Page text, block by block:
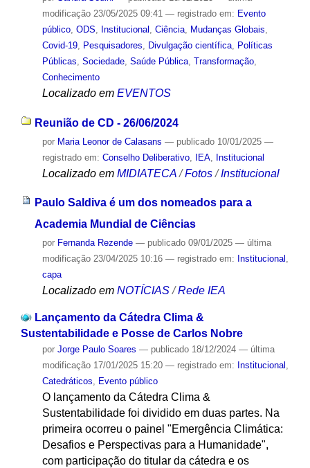
modificação23/05/2025 09:41 — registrado em: Evento
público, ODS, Institucional , Ciência, Mudanças Globais,
Covid-19, Pesquisadores, Divulgação científica, Políticas
Públicas, Sociedade, Saúde Pública, Transformação,
Conhecimento
Localizado em EVENTOS
Reunião de CD - 26/06/2024
por Maria Leonor de Calasans — publicado10/01/2025 —
registrado em: Conselho Deliberativo, IEA, Institucional
Localizado em MIDIATECA /Fotos /Institucional
Paulo Saldiva é um dos nomeados para a
Academia Mundial de Ciências
por Fernanda Rezende — publicado09/01/2025 — última
modificação23/04/2025 10:16 — registrado em: Institucional ,
capa
Localizado em NOTÍCIAS /Rede IEA
Lançamento da Cátedra Clima &
Sustentabilidade e Posse de Carlos Nobre
por Jorge Paulo Soares — publicado18/12/2024 — última
modificação17/01/2025 15:20 — registrado em: Institucional ,
Catedráticos, Evento público
O lançamento da Cátedra Clima &
Sustentabilidade foi dividido em duas partes. Na
primeira ocorreu o painel "Emergência Climática:
Desafios e Perspectivas para a Humanidade",
com participação do titular da cátedra e os